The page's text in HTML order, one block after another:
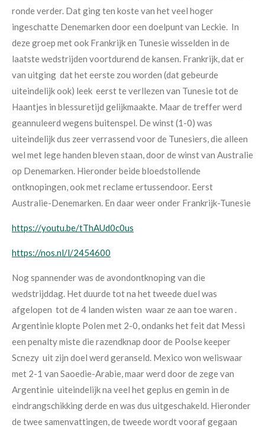
ronde verder. Dat ging ten koste van het veel hoger
ingeschatte Denemarken door een doelpunt van Leckie. In
deze groep met ook Frankrijk en Tunesie wisselden in de
laatste wedstrijden voortdurend de kansen. Frankrijk, dat er
van uitging dat het eerste zou worden (dat gebeurde
uiteindelijk ook) leek eerst te verllezen van Tunesie tot de
Haantjes in blessuretijd gelijkmaakte. Maar de treffer werd
geannuleerd wegens buitenspel. De winst (1-0) was
uiteindelijk dus zeer verrassend voor de Tunesiers, die alleen
wel met lege handen bleven staan, door de winst van Australie
op Denemarken. Hieronder beide bloedstollende
ontknopingen, ook met reclame ertussendoor. Eerst
Australie-Denemarken. En daar weer onder Frankrijk-Tunesie
https://youtu.be/tThAUd0c0us
https://nos.nl/l/2454600
Nog spannender was de avondontknoping van die
wedstrijddag. Het duurde tot na het tweede duel was
afgelopen tot de 4 landen wisten waar ze aan toe waren .
Argentinie klopte Polen met 2-0, ondanks het feit dat Messi
een penalty miste die razendknap door de Poolse keeper
Scnezy uit zijn doel werd geranseld. Mexico won weliswaar
met 2-1 van Saoedie-Arabie, maar werd door de zege van
Argentinie uiteindelijk na veel het geplus en gemin in de
eindrangschikking derde en was dus uitgeschakeld. Hieronder
de twee samenvattingen, de tweede wordt vooraf gegaan